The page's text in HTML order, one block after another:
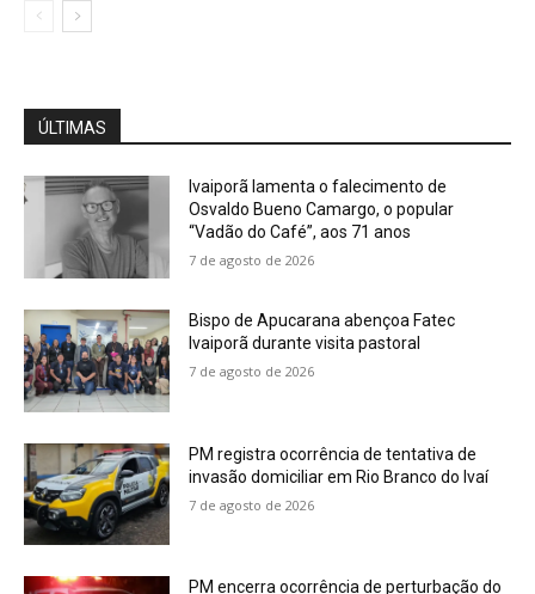
ÚLTIMAS
Ivaiporã lamenta o falecimento de
Osvaldo Bueno Camargo, o popular
“Vadão do Café”, aos 71 anos
7 de agosto de 2026
Bispo de Apucarana abençoa Fatec
Ivaiporã durante visita pastoral
7 de agosto de 2026
PM registra ocorrência de tentativa de
invasão domiciliar em Rio Branco do Ivaí
7 de agosto de 2026
PM encerra ocorrência de perturbação do